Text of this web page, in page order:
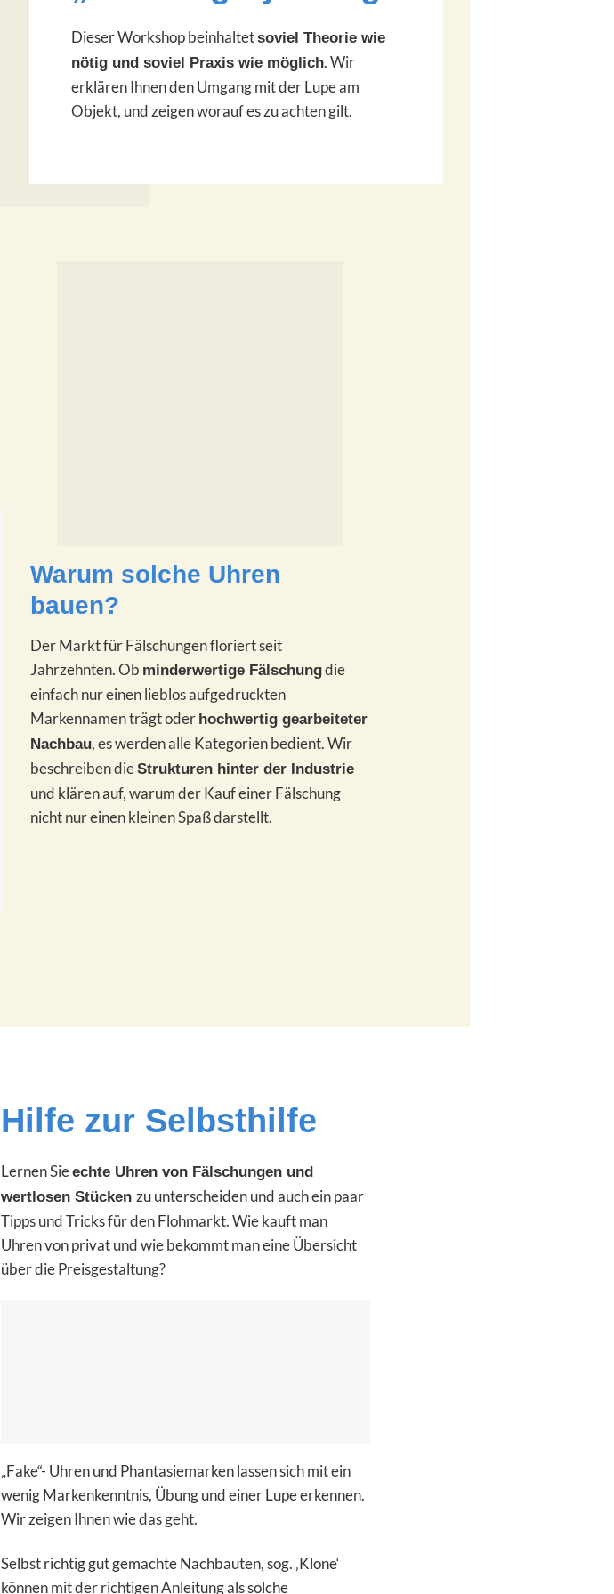
Dieser Workshop beinhaltetsoviel Theorie wie
nötig und soviel Praxis wie möglich. Wir
erklären Ihnen den Umgang mit der Lupe am
Objekt, und zeigen worauf es zu achten gilt.
Warum solche Uhren
bauen?
Der Markt für Fälschungen floriert seit
Jahrzehnten. Ob minderwertige Fälschungdie
einfach nur einen lieblos aufgedruckten
Markennamen trägt oder hochwertig gearbeiteter
Nachbau, es werden alle Kategorien bedient. Wir
beschreiben dieStrukturen hinter der Industrie
und klären auf, warum der Kauf einer Fälschung
nicht nur einen kleinen Spaß darstellt.
Hilfe zur Selbsthilfe
Lernen Sieechte Uhren von Fälschungen und
wertlosen Stücken zu unterscheiden und auch ein paar
Tipps und Tricks für den Flohmarkt. Wie kauft man
Uhren von privat und wie bekommt man eine Übersicht
über die Preisgestaltung?
„Fake“- Uhrenund Phantasiemarken lassen sich mit ein
wenig Markenkenntnis, Übung und einer Lupe erkennen.
Wir zeigen Ihnen wie das geht.
Selbst richtig gut gemachte Nachbauten, sog. ‚Klone‘
können mit der richtigen Anleitung als solche